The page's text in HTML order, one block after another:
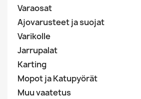
Varaosat
Ajovarusteet ja suojat
Varikolle
Jarrupalat
Karting
Mopot ja Katupyörät
Muu vaatetus